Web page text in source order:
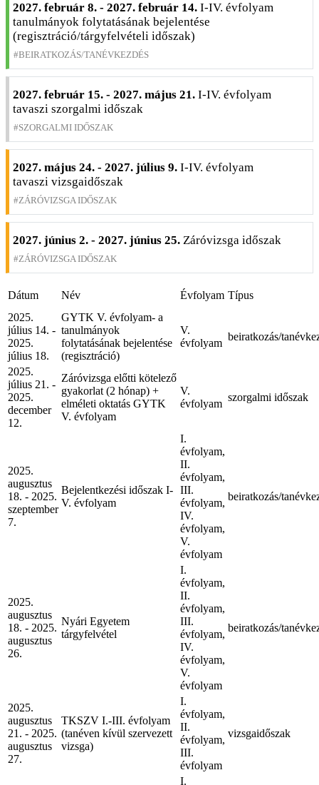
2027. február 8. - 2027. február 14. I-IV. évfolyam
tanulmányok folytatásának bejelentése
(regisztráció/tárgyfelvételi időszak)
BEIRATKOZÁS/TANÉVKEZDÉS
2027. február 15. - 2027. május 21. I-IV. évfolyam
tavaszi szorgalmi időszak
SZORGALMI IDŐSZAK
2027. május 24. - 2027. július 9. I-IV. évfolyam
tavaszi vizsgaidőszak
ZÁRÓVIZSGA IDŐSZAK
2027. június 2. - 2027. június 25. Záróvizsga időszak
ZÁRÓVIZSGA IDŐSZAK
Dátum Név Évfolyam Típus
2025.
július 14. -
2025.
július 18.
GYTK V. évfolyam- a
tanulmányok
folytatásának bejelentése
(regisztráció)
V.
évfolyam
beiratkozás/
2025.
július 21. -
2025.
december
12.
Záróvizsga előtti kötelező
gyakorlat (2 hónap) +
elméleti oktatás GYTK
V. évfolyam
V.
évfolyam
szorgalmi időszak
2025.
augusztus
18. - 2025.
szeptember
7.
Bejelentkezési időszak I-
V. évfolyam
I.
évfolyam,
II.
évfolyam,
III.
évfolyam,
IV.
évfolyam,
V.
évfolyam
beiratkozás/
2025.
augusztus
18. - 2025.
augusztus
26.
Nyári Egyetem
tárgyfelvétel
I.
évfolyam,
II.
évfolyam,
III.
évfolyam,
IV.
évfolyam,
V.
évfolyam
beiratkozás/
2025.
augusztus
21. - 2025.
augusztus
27.
TKSZV I.-III. évfolyam
(tanéven kívül szervezett
vizsga)
I.
évfolyam,
II.
évfolyam,
III.
évfolyam
vizsgaidőszak
I.